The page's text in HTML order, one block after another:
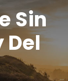
Sin
Del